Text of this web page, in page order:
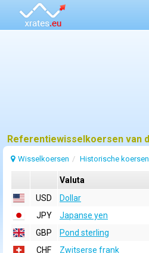
Wisselkoersen Historische koersen
Valuta
USD
Dollar
JPY
Japanse yen
GBP
Pond sterling
CHF
Zwitserse frank